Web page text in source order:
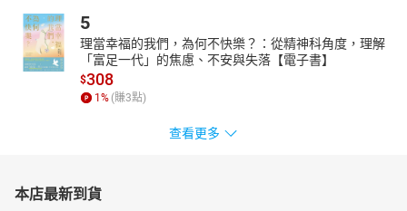
5
理當幸福的我們，為何不快樂？：從精神科角度，理解
「富足一代」的焦慮、不安與失落【電子書】
$308
1 % (賺3點)
查看更多
本店最新到貨